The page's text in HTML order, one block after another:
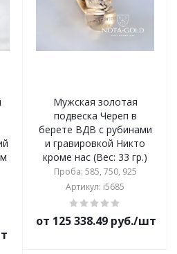
Мужская золотая
подвеска Череп в
берете ВДВ с рубинами
и гравировкой Никто
кроме нас (Вес: 33 гр.)
Проба: 585, 750, 925
Артикул: i5685
от 125 338.49 руб./шт